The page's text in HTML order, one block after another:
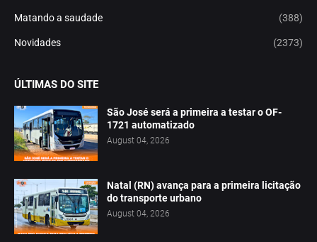
Matando a saudade (388)
Novidades (2373)
ÚLTIMAS DO SITE
São José será a primeira a testar o OF-
1721 automatizado
August 04, 2026
Natal (RN) avança para a primeira licitação
do transporte urbano
August 04, 2026